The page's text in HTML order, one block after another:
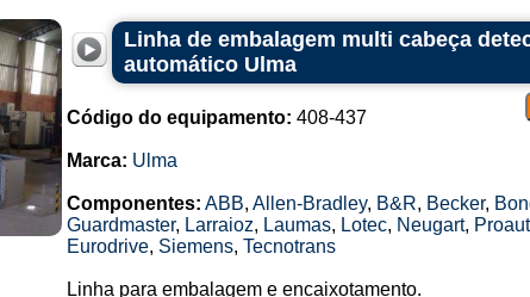
Linha de embalagem multi cabeça
automático Ulma
Código do equipamento: 408-437
Marca: Ulma
Componentes: ABB, Allen-Bradley, B&R, Becker,
Guardmaster, Larraioz, Laumas, Lotec, Neugart,
Eurodrive, Siemens, Tecnotrans
Linha para embalagem e encaixotamento.